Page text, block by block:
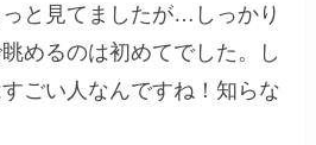
と見てましたが…しっかり
めるのは初めてでした。し
ごい人なんですね！知らな